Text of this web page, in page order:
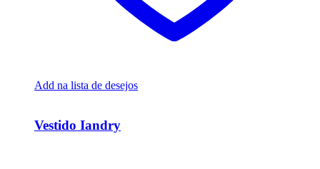
Add na lista de desejos
Vestido Iandry